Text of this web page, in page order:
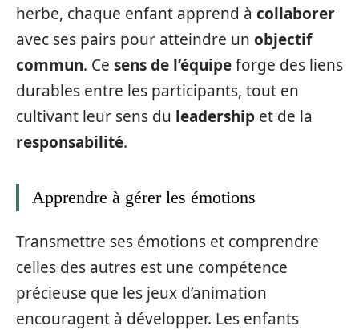
herbe, chaque enfant apprend à collaborer
avec ses pairs pour atteindre un objectif
commun. Ce sens de l’équipeforge des liens
durables entre les participants, tout en
cultivant leur sens du leadership et de la
responsabilité.
Apprendre à gérer les émotions
Transmettre ses émotions et comprendre
celles des autres est une compétence
précieuse que les jeux d’animation
encouragent à développer. Les enfants